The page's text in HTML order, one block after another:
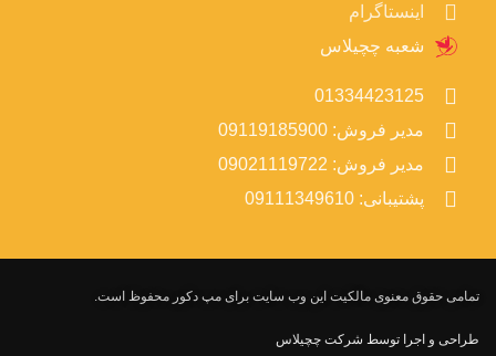
اینستاگرام
شعبه چچیلاس
01334423125
مدیر فروش: 09119185900
مدیر فروش: 09021119722
پشتیبانی: 09111349610
تمامی حقوق معنوی مالکیت این وب‌ سایت برای مپ دکور محفوظ است.
طراحی و اجرا توسط شرکت چچیلاس